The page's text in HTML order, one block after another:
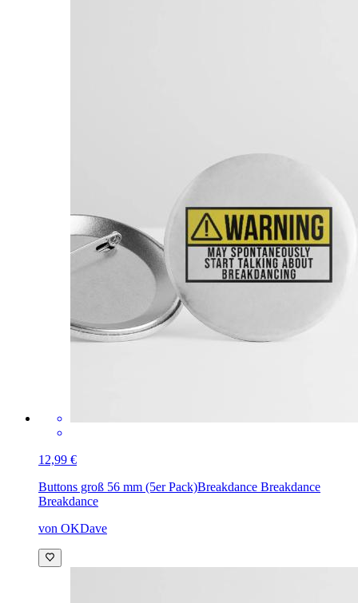
12,99 €
Buttons groß 56 mm (5er Pack)Breakdance Breakdance
Breakdance
von OKDave